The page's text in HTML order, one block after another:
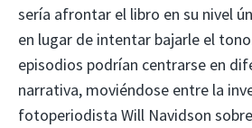
sería afrontar el libro en su nivel
en lugar de intentar bajarle el
episodios podrían centrarse en
narrativa, moviéndose entre la
fotoperiodista Will Navidson